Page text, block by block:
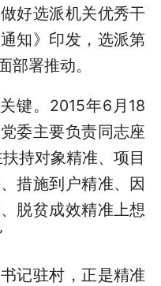
好选派机关优秀干
知》印发，选派第
部署推动。
键。2015年6月18
委主要负责同志座
持对象精准、项目
措施到户精准、因
脱贫成效精准上想
记驻村，正是精准